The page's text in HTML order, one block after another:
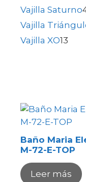
Vajilla Saturno
Vajilla
Vajilla XO13
Baño Maria
M-72-E-TOP
Leer más